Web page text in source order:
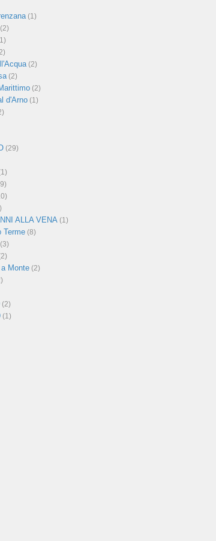
(1)
(2)
(2)
(2)
(2)
d'Arno (1)
(29)
ALLA VENA (1)
Terme (8)
(3)
Monte (2)
(2)
(1)